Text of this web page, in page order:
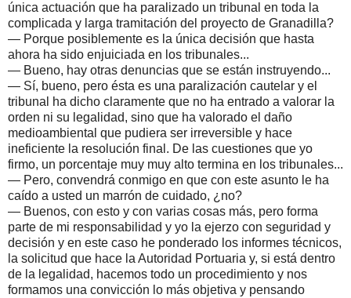
única actuación que ha paralizado un tribunal en toda la
complicada y larga tramitación del proyecto de Granadilla?
— Porque posiblemente es la única decisión que hasta
ahora ha sido enjuiciada en los tribunales...
— Bueno, hay otras denuncias que se están instruyendo...
— Sí, bueno, pero ésta es una paralización cautelar y el
tribunal ha dicho claramente que no ha entrado a valorar la
orden ni su legalidad, sino que ha valorado el daño
medioambiental que pudiera ser irreversible y hace
ineficiente la resolución final. De las cuestiones que yo
firmo, un porcentaje muy muy alto termina en los tribunales...
— Pero, convendrá conmigo en que con este asunto le ha
caído a usted un marrón de cuidado, ¿no?
— Buenos, con esto y con varias cosas más, pero forma
parte de mi responsabilidad y yo la ejerzo con seguridad y
decisión y en este caso he ponderado los informes técnicos,
la solicitud que hace la Autoridad Portuaria y, si está dentro
de la legalidad, hacemos todo un procedimiento y nos
formamos una convicción lo más objetiva y pensando